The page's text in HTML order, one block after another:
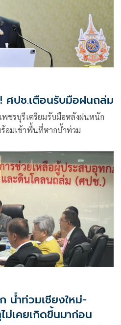
ศปช.เตือนรับมือฝนถล่ม
ชรบุรีเตรียมรับมือหลังฝนหนัก
อมเข้าพื้นที่หากน้ำท่วม
น้ำท่วมเชียงใหม่-
ม่เคยเกิดขึ้นมาก่อน